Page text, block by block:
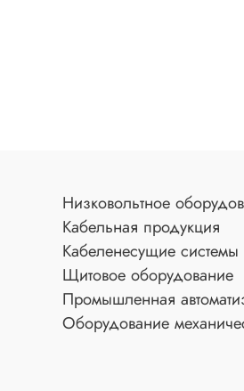
Низковольтное
Кабельная продукция
Кабеленесущие системы
Щитовое оборудование
Промышленная
Оборудование